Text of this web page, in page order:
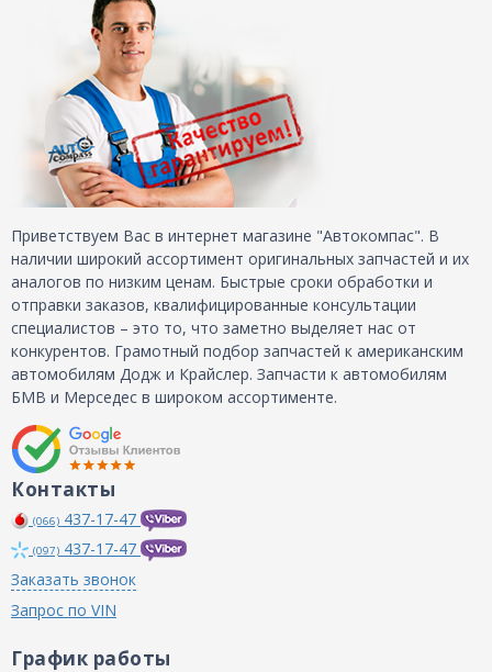
Приветствуем Вас в интернет магазине "Автокомпас". В
наличии широкий ассортимент оригинальных запчастей и их
аналогов по низким ценам. Быстрые сроки обработки и
отправки заказов, квалифицированные консультации
специалистов – это то, что заметно выделяет нас от
конкурентов. Грамотный подбор запчастей к американским
автомобилям Додж и Крайслер. Запчасти к автомобилям
БМВ и Мерседес в широком ассортименте.
Контакты
(066) 437-17-47
(097) 437-17-47
Заказать звонок
Запрос по VIN
График работы